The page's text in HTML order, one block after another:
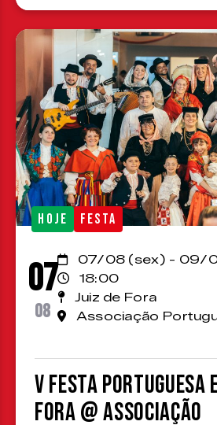
HOJE FESTA
07
08
07/08 (sex) - 09/
18:00
Juiz de Fora
Associação
V Festa Portuguesa
Fora @ Associação